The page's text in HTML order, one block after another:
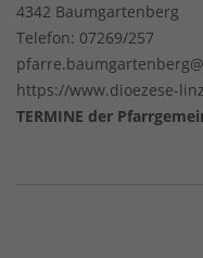
4342 Baumgartenberg
Telefon: 07269/257
https://www.dioezese-
TERMINE der